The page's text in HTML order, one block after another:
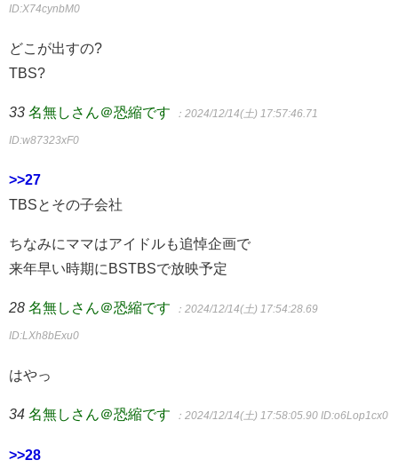
ID:X74cynbM0
どこが出すの?
TBS?
33 名無しさん＠恐縮です ：2024/12/14(土) 17:57:46.71
ID:w87323xF0
>>27
TBSとその子会社
ちなみにママはアイドルも追悼企画で
来年早い時期にBSTBSで放映予定
28 名無しさん＠恐縮です ：2024/12/14(土) 17:54:28.69
ID:LXh8bExu0
はやっ
34 名無しさん＠恐縮です ：2024/12/14(土) 17:58:05.90 ID:o6Lop1cx0
>>28